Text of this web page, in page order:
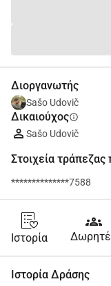
Διοργανωτής
Sašo Udovič
Δικαιούχοςinfo
Sašo Udovič
Στοιχεία
**************7588
Ιστορία
groups
Ιστορία Δράσης